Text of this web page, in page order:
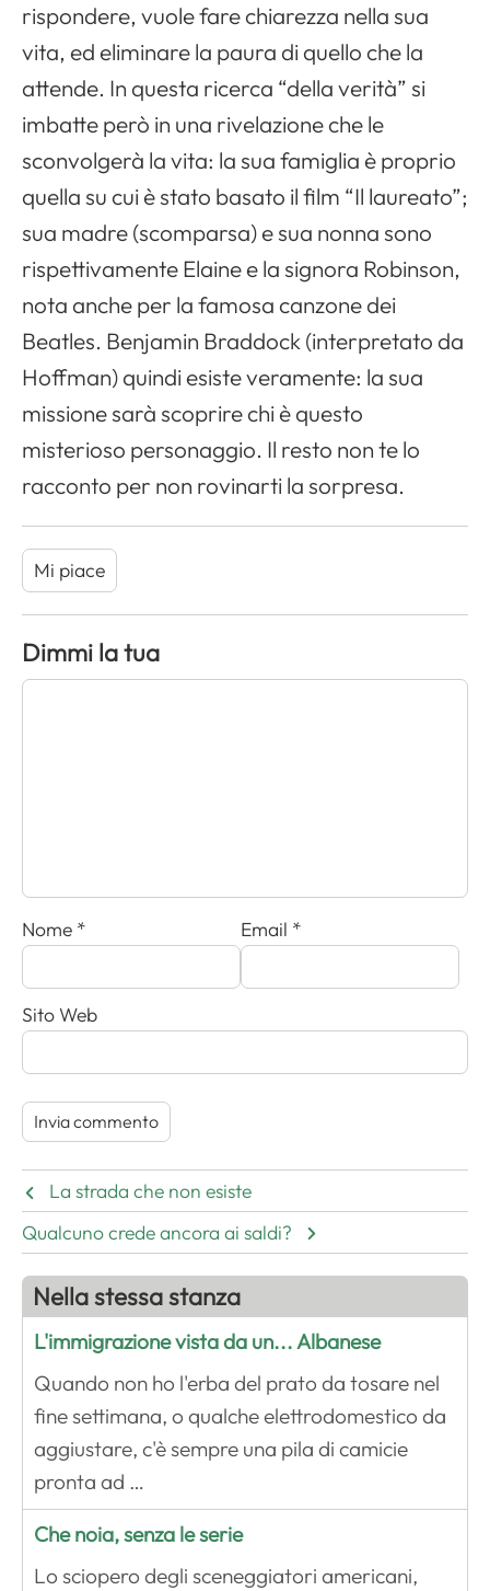
rispondere, vuole fare chiarezza nella sua
vita, ed eliminare la paura di quello che la
attende. In questa ricerca “della verità” si
imbatte però in una rivelazione che le
sconvolgerà la vita: la sua famiglia è proprio
quella su cui è stato basato il film “Il laureato”;
sua madre (scomparsa) e sua nonna sono
rispettivamente Elaine e la signora Robinson,
nota anche per la famosa canzone dei
Beatles. Benjamin Braddock (interpretato da
Hoffman) quindi esiste veramente: la sua
missione sarà scoprire chi è questo
misterioso personaggio. Il resto non te lo
racconto per non rovinarti la sorpresa.
Mi piace
Dimmi la tua
Nome * Email *
Sito Web
La strada che non esiste
Qualcuno crede ancora ai saldi?
Nella stessa stanza
L'immigrazione vista da un... Albanese
Quando non ho l'erba del prato da tosare nel
fine settimana, o qualche elettrodomestico da
aggiustare, c'è sempre una pila di camicie
pronta ad …
Che noia, senza le serie
Lo sciopero degli sceneggiatori americani,